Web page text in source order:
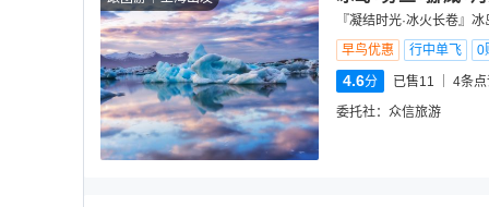
『凝结时光·冰火长卷』
早鸟优惠
行中单飞 0
4.6分 已售11 4条
委托社： 众信旅游